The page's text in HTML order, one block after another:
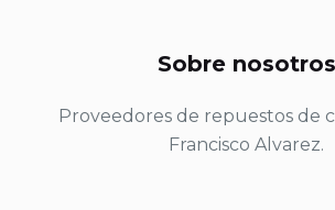
Sobre nosotros
Proveedores de repuestos de
Francisco Alvarez.